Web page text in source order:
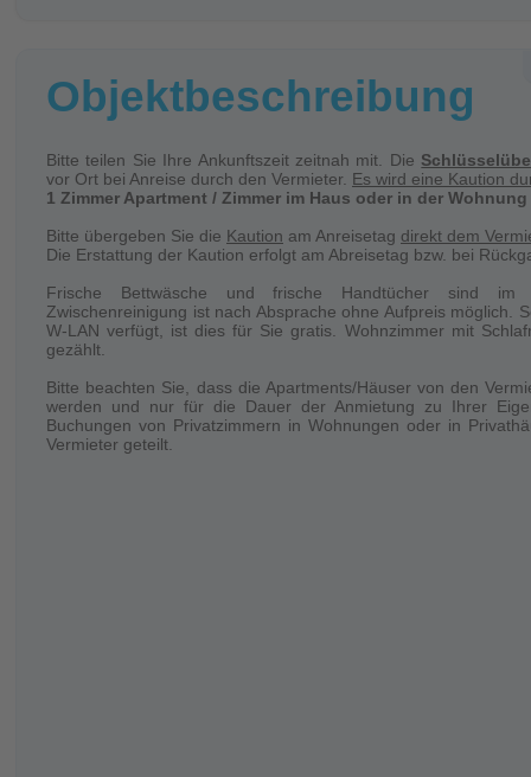
erhoben werden. Diese erhalten sie am Abreisetag zurück.
Im Fall eines Personenwechsels während der
und Handtücherwechsel. Wenn nötig, ist eine Quittung über
Die Reinigung des Objektes wird regelmäßig in Ihrer
Bettwäsche / Handtücher
Bettwäsche und Handtücher werden bereitgestellt und
Nacht gewechselt, die Handtücher jede zweite Nacht
bereitgestellt.
Aufenthalt
Nur die gebuchte Personenanzahl darf das Objekt nutzen.
Objektbeschreibung
Bitte teilen Sie Ihre Ankunftszeit zeitnah mit. Die
vor Ort bei Anreise durch den Vermieter. Es wird eine Kaution
1 Zimmer Apartment / Zimmer im Haus oder in der Wohnung
Bitte übergeben Sie die Kaution am Anreisetag direkt dem
Die Erstattung der Kaution erfolgt am Abreisetag bzw. bei
Frische Bettwäsche und frische Handtücher sind im
Zwischenreinigung ist nach Absprache ohne Aufpreis möglich.
W-LAN verfügt, ist dies für Sie gratis. Wohnzimmer mit
gezählt.
Bitte beachten Sie, dass die Apartments/Häuser von den
werden und nur für die Dauer der Anmietung zu Ihrer
Buchungen von Privatzimmern in Wohnungen oder in
Vermieter geteilt.